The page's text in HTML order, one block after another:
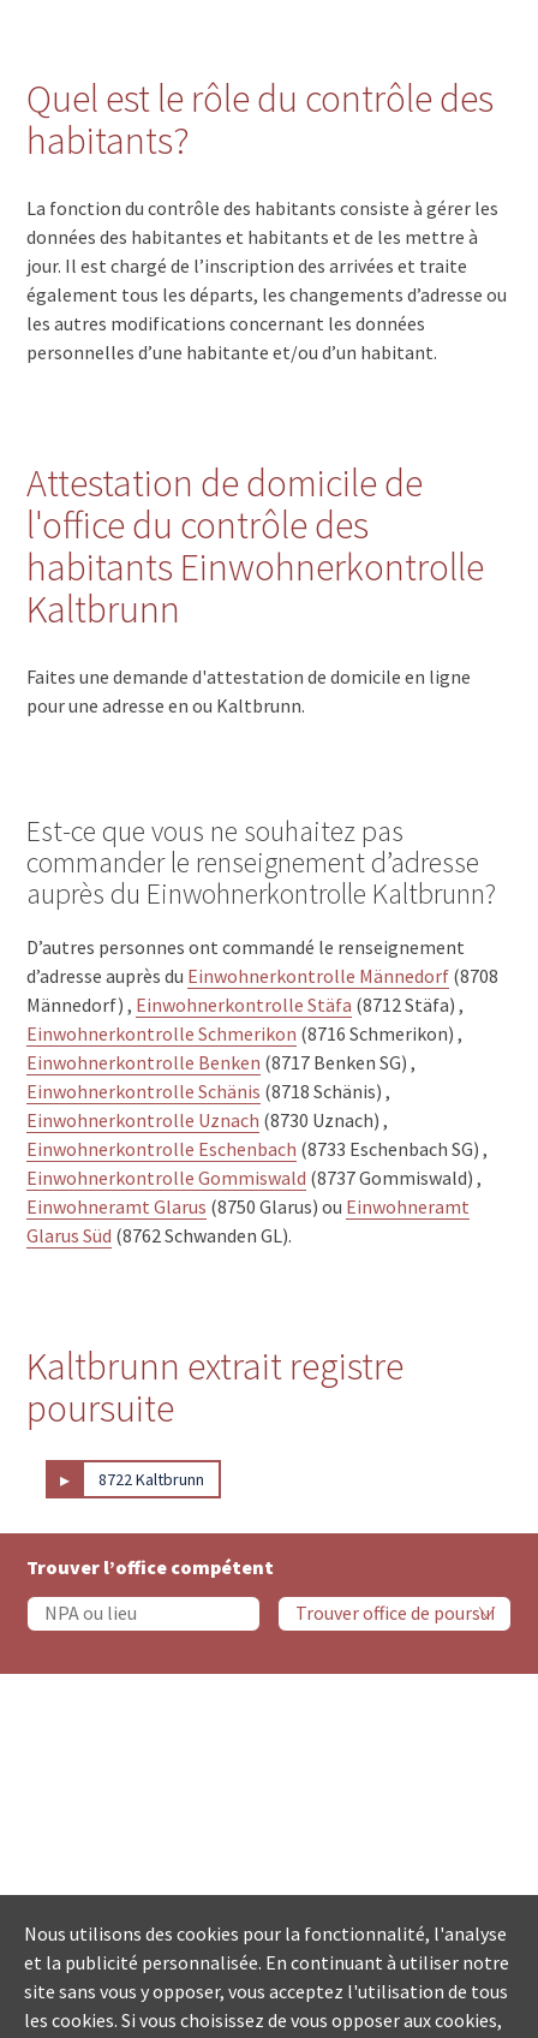
Quel est le rôle du contrôle des
habitants?
La fonction du contrôle des habitants consiste à gérer les
données des habitantes et habitants et de les mettre à
jour. Il est chargé de l’inscription des arrivées et traite
également tous les départs, les changements d’adresse ou
les autres modifications concernant les données
personnelles d’une habitante et/ou d’un habitant.
Attestation de domicile de
l'office du contrôle des
habitants Einwohnerkontrolle
Kaltbrunn
Faites une demande d'attestation de domicile en ligne
pour une adresse en ou Kaltbrunn.
Est-ce que vous ne souhaitez pas
commander le renseignement d’adresse
auprès du Einwohnerkontrolle Kaltbrunn?
D’autres personnes ont commandé le renseignement
d’adresse auprès du Einwohnerkontrolle Männedorf (8708
Männedorf) , Einwohnerkontrolle Stäfa (8712 Stäfa) ,
Einwohnerkontrolle Schmerikon (8716 Schmerikon) ,
Einwohnerkontrolle Benken (8717 Benken SG) ,
Einwohnerkontrolle Schänis (8718 Schänis) ,
Einwohnerkontrolle Uznach (8730 Uznach) ,
Einwohnerkontrolle Eschenbach (8733 Eschenbach SG) ,
Einwohnerkontrolle Gommiswald (8737 Gommiswald) ,
Einwohneramt Glarus (8750 Glarus) ou Einwohneramt
Glarus Süd (8762 Schwanden GL).
Kaltbrunn extrait registre
poursuite
▸ 8722 Kaltbrunn
Trouver l’office compétent
Nous utilisons des cookies pour la fonctionnalité, l'analyse
et la publicité personnalisée. En continuant à utiliser notre
site sans vous y opposer, vous acceptez l'utilisation de tous
les cookies. Si vous choisissez de vous opposer aux cookies,